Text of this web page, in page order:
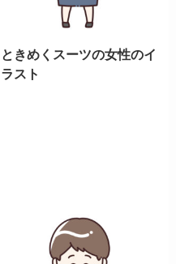
ときめくスーツの女性のイ
ラスト